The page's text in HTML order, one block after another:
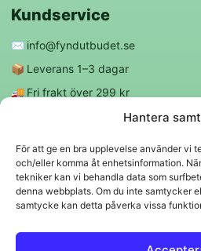
Hantera
För att ge en bra upplevelse använder vi
och/eller komma åt enhetsinformation.
tekniker kan vi behandla data som
denna webbplats. Om du inte samtycker
samtycke kan detta påverka vissa
Kundservice
✉️ info@fyndutbudet.se
📦 Leverans 1–3 dagar
🚚 Fri frakt över 299 kr
Följ oss
f ◎